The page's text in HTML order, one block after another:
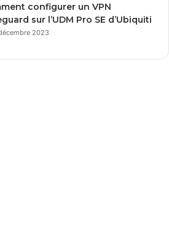
configurer un VPN
sur l’UDM Pro SE d’Ubiquiti
2023